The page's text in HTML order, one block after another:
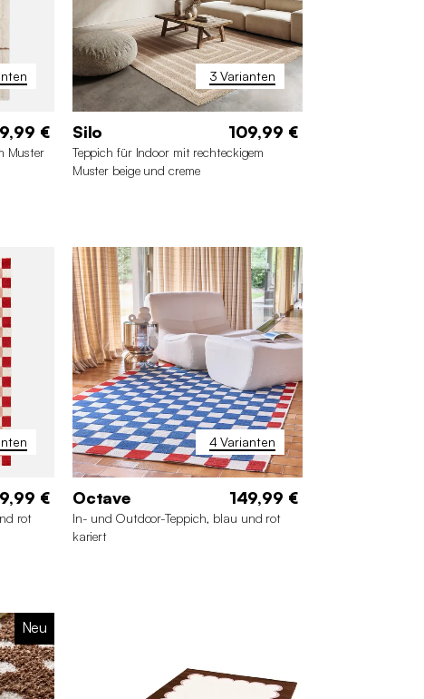
cm
€
Muster
160 x 230 cm
120 x 170 cm
80 x 150 cm
3 Varianten
Silo 109,99 €
Teppich für Indoor mit rechteckigem
Muster beige und creme
cm
€
rot
160 x 230 cm
80 x 150 cm
4 Varianten
Octave 149,99 €
In- und Outdoor-Teppich, blau und rot
kariert
Neu